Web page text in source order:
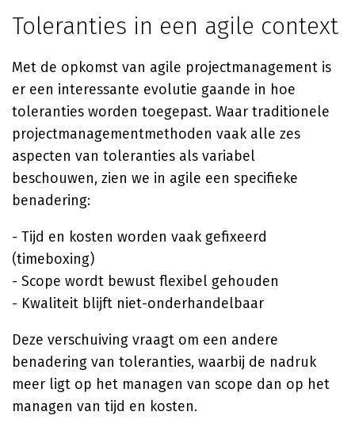
Toleranties in een agile context
Met de opkomst van agile projectmanagement is
er een interessante evolutie gaande in hoe
toleranties worden toegepast. Waar traditionele
projectmanagementmethoden vaak alle zes
aspecten van toleranties als variabel
beschouwen, zien we in agile een specifieke
benadering:
- Tijd en kosten worden vaak gefixeerd
(timeboxing)
- Scope wordt bewust flexibel gehouden
- Kwaliteit blijft niet-onderhandelbaar
Deze verschuiving vraagt om een andere
benadering van toleranties, waarbij de nadruk
meer ligt op het managen van scope dan op het
managen van tijd en kosten.